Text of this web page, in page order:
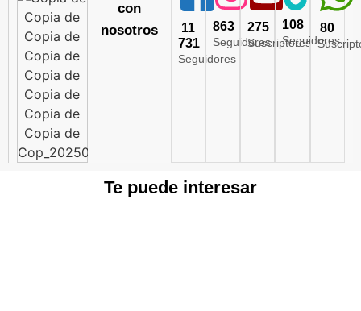
con
nosotros
11
731
Seguidores
863
Seguidores
275
Suscriptores
108
Seguidores
80
Te puede interesar